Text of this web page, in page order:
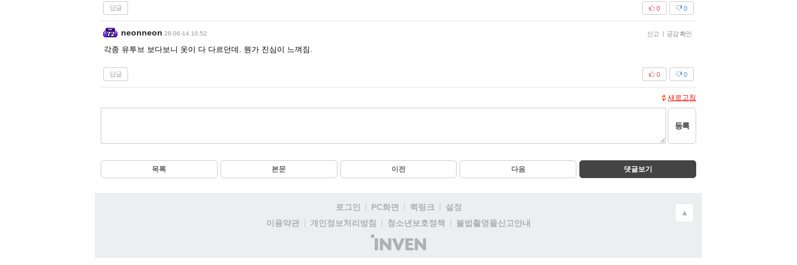
답글 0
0
neonneon 26-06-14 10:52 신고 | 공감 확인
각종 유투브 보다보니 옷이 다 다르던데. 뭔가 진심이 느껴짐.
답글 0
0
새로고침
등록
목록 본문 이전 다음 댓글보기
로그인 PC화면 퀵링크
설정
이용약관
개인정보처리방침 청소년보호정책
불법촬영물신고안내
(주)
인
▲